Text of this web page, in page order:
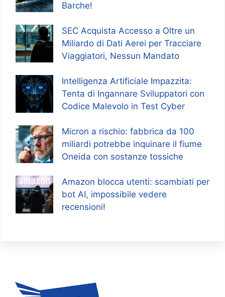
Barche!
SEC Acquista Accesso a Oltre un
Miliardo di Dati Aerei per Tracciare
Viaggiatori, Nessun Mandato
Intelligenza Artificiale Impazzita:
Tenta di Ingannare Sviluppatori con
Codice Malevolo in Test Cyber
Micron a rischio: fabbrica da 100
miliardi potrebbe inquinare il fiume
Oneida con sostanze tossiche
Amazon blocca utenti: scambiati per
bot AI, impossibile vedere
recensioni!